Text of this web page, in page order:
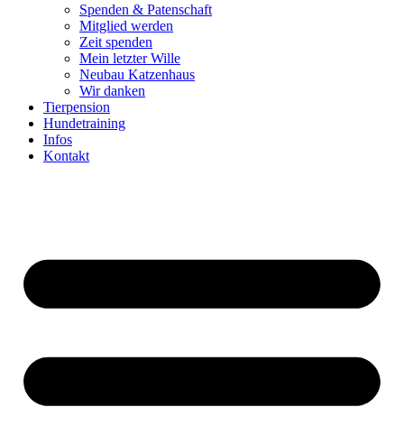
Spenden & Patenschaft
Mitglied werden
Zeit spenden
Mein letzter Wille
Neubau Katzenhaus
Wir danken
Tierpension
Hundetraining
Infos
Kontakt